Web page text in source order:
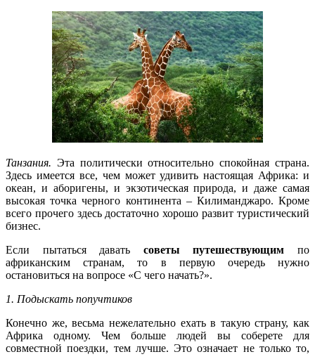
Танзания. Эта политически относительно спокойная страна.
Здесь имеется все, чем может удивить настоящая Африка: и
океан, и аборигены, и экзотическая природа, и даже самая
высокая точка черного континента – Килиманджаро. Кроме
всего прочего здесь достаточно хорошо развит туристический
бизнес.
Если пытаться давать советы путешествующимпо
африканским
странам, то в первую очередь нужно
остановиться на вопросе «С чего начать?».
1. Подыскать попучтиков
Конечно же, весьма нежелательно ехать в такую страну, как
Африка одному. Чем больше людей вы соберете для
совместной поездки, тем лучше. Это означает не только то,